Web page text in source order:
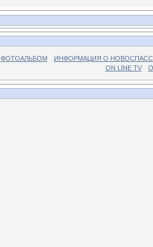
ФОТОАЛЬБОМ
ИНФОРМАЦИЯ О
ON LINE TV